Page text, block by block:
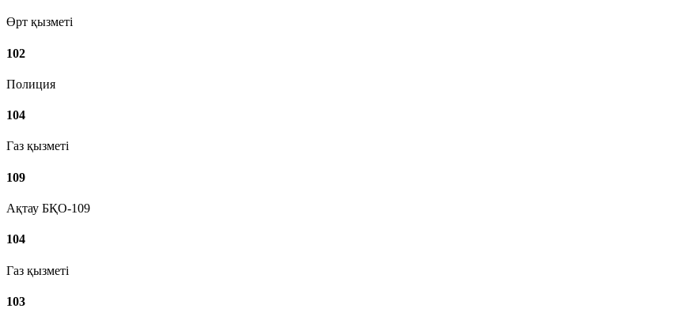
Өрт қызметі
102
Полиция
104
Газ қызметі
109
Ақтау БҚО-109
104
Газ қызметі
103